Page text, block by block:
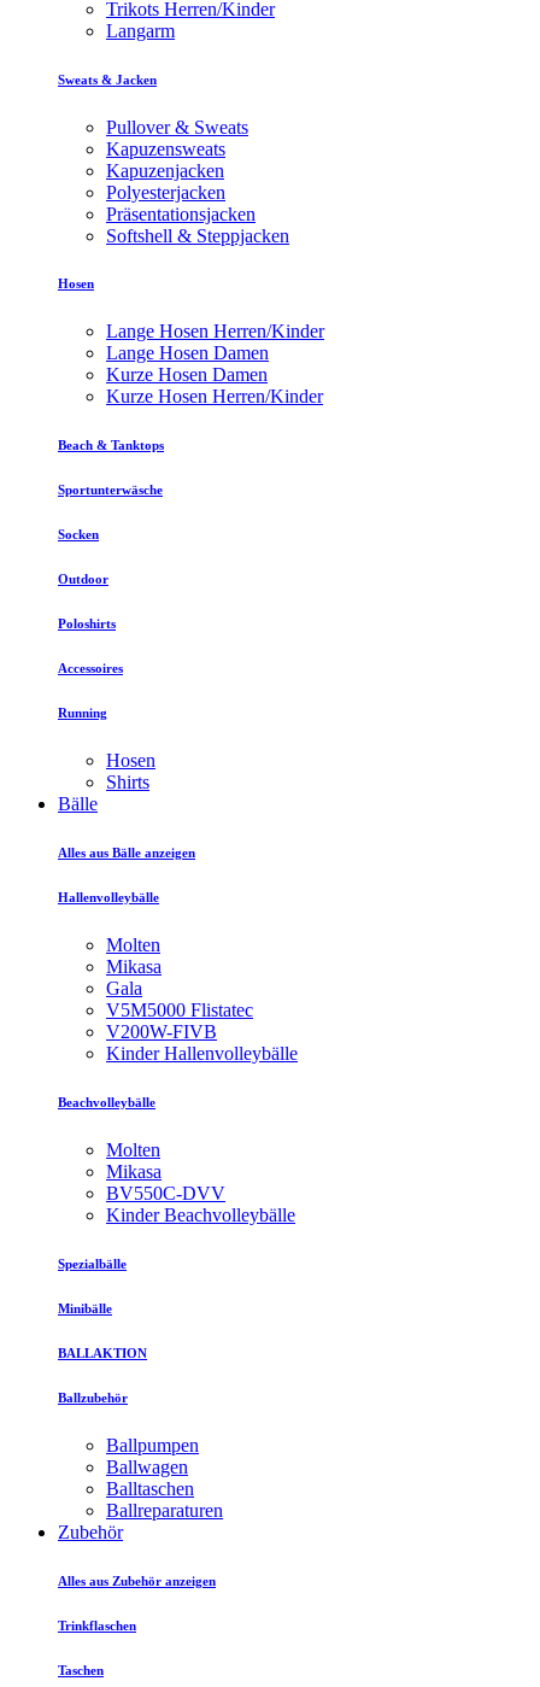
Trikots Herren/Kinder
Langarm
Sweats & Jacken
Pullover & Sweats
Kapuzensweats
Kapuzenjacken
Polyesterjacken
Präsentationsjacken
Softshell & Steppjacken
Hosen
Lange Hosen Herren/Kinder
Lange Hosen Damen
Kurze Hosen Damen
Kurze Hosen Herren/Kinder
Beach & Tanktops
Sportunterwäsche
Socken
Outdoor
Poloshirts
Accessoires
Running
Hosen
Shirts
Bälle
Alles aus Bälle anzeigen
Hallenvolleybälle
Molten
Mikasa
Gala
V5M5000 Flistatec
V200W-FIVB
Kinder Hallenvolleybälle
Beachvolleybälle
Molten
Mikasa
BV550C-DVV
Kinder Beachvolleybälle
Spezialbälle
Minibälle
BALLAKTION
Ballzubehör
Ballpumpen
Ballwagen
Balltaschen
Ballreparaturen
Zubehör
Alles aus Zubehör anzeigen
Trinkflaschen
Taschen